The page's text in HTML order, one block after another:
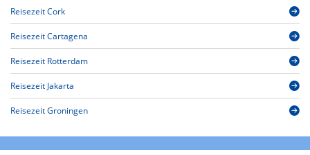
Reisezeit Cork
Reisezeit Cartagena
Reisezeit Rotterdam
Reisezeit Jakarta
Reisezeit Groningen